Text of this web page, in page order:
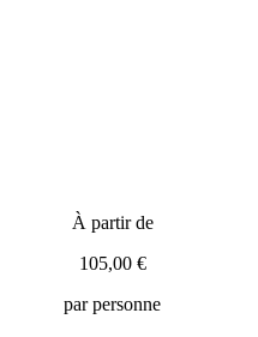
À partir de
105,00 €
par personne